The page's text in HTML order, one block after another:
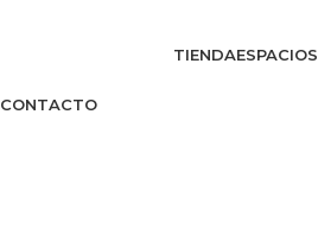
TIENDAESPACIOS
CONTACTO